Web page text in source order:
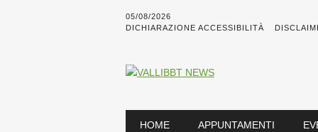
05/08/2026
DICHIARAZIONE ACCESSIBILITÀ
Main menu
HOME APPUNTAMENTI